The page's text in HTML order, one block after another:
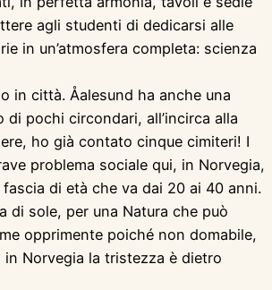
agli studenti di dedicarsi alle
in un’atmosfera completa: scienza
in città. Åalesund ha anche una
di pochi circondari, all’incirca alla
ho già contato cinque cimiteri! I
problema sociale qui, in Norvegia,
di età che va dai 20 ai 40 anni.
di sole, per una Natura che può
opprimente poiché non domabile,
Norvegia la tristezza è dietro